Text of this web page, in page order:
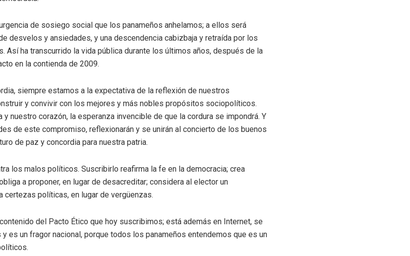
de sosiego social que los panameños anhelamos; a ellos será
desvelos y ansiedades, y una descendencia cabizbaja y retraída por los
Así ha transcurrido la vida pública durante los últimos años, después de la
en la contienda de 2009.
siempre estamos a la expectativa de la reflexión de nuestros
y convivir con los mejores y más nobles propósitos sociopolíticos.
y nuestro corazón, la esperanza invencible de que la cordura se impondrá. Y
de este compromiso, reflexionarán y se unirán al concierto de los buenos
de paz y concordia para nuestra patria.
los malos políticos. Suscribirlo reafirma la fe en la democracia; crea
a proponer, en lugar de desacreditar; considera al elector un
certezas políticas, en lugar de vergüenzas.
del Pacto Ético que hoy suscribimos; está además en Internet, se
es un fragor nacional, porque todos los panameños entendemos que es un